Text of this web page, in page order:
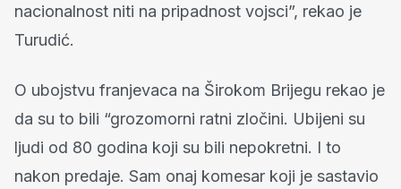
nacionalnost niti na pripadnost vojsci”, rekao je
Turudić.
O ubojstvu franjevaca na Širokom Brijegu rekao je
da su to bili “grozomorni ratni zločini. Ubijeni su
ljudi od 80 godina koji su bili nepokretni. I to
nakon predaje. Sam onaj komesar koji je sastavio